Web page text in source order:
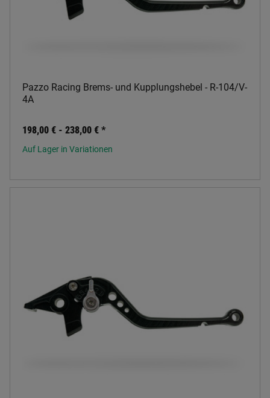
Pazzo Racing Brems- und Kupplungshebel - R-104/V-
4A
198,00 € - 238,00 € *
Auf Lager in Variationen